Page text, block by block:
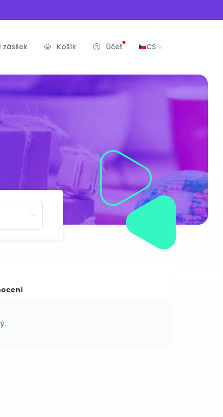
zásilek Košík Účet CS